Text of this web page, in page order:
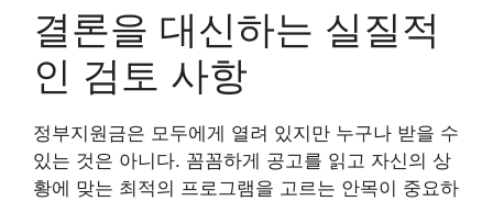
결론을 대신하는 실질적
인 검토 사항
정부지원금은 모두에게 열려 있지만 누구나 받을 수
있는 것은 아니다. 꼼꼼하게 공고를 읽고 자신의 상
황에 맞는 최적의 프로그램을 고르는 안목이 중요하